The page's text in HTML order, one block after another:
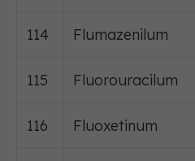
114 Flumazenilum
115 Fluorouracilum
116 Fluoxetinum